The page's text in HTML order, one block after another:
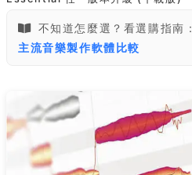
不知道怎麼選？看選購指南：
主流音樂製作軟體比較